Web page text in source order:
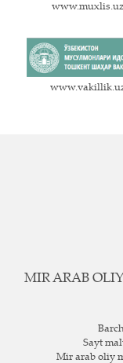
www.muxlis.uz
MIR ARAB
Sayt
Mir arab oliy